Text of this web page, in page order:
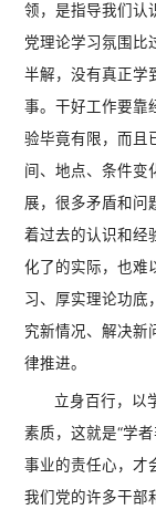
领，是指导我们认
党理论学习氛围比
半解，没有真正学
事。干好工作要靠
验毕竟有限，而且
间、地点、条件变
展，很多矛盾和问
着过去的认识和经
化了的实际，也难
习、厚实理论功底
究新情况、解决新
律推进。
立身百行，以
素质，这就是“学
事业的责任心，才
我们党的许多干部